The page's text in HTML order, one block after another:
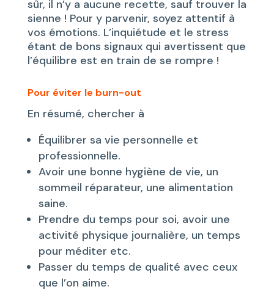
sûr, il n’y a aucune recette, sauf trouver la
sienne ! Pour y parvenir, soyez attentif à
vos émotions. L’inquiétude et le stress
étant de bons signaux qui avertissent que
l’équilibre est en train de se rompre !
Pour éviter le burn-out
En résumé, chercher à
Équilibrer sa vie personnelle et
professionnelle.
Avoir une bonne hygiène de vie, un
sommeil réparateur, une alimentation
saine.
Prendre du temps pour soi, avoir une
activité physique journalière, un temps
pour méditer etc.
Passer du temps de qualité avec ceux
que l’on aime.